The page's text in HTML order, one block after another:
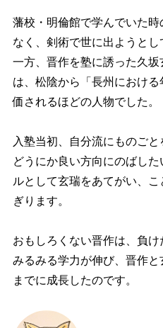
藩校・明倫館で学んでいた
なく、剣術で世に出ようとし
一方、晋作を塾に誘った久坂
は、松陰から「長州におけ
価されるほどの人物でした。
入塾当初、自分流にものごと
どうにか良い方向にのばし
ルとして玄瑞をあてがい、
ぎります。
おもしろくない晋作は、負け
みるみる学力が伸び、晋作
までに成長したのです。